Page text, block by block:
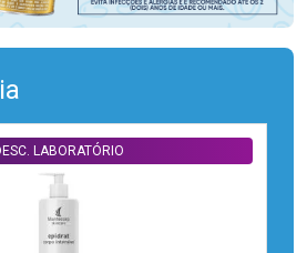
LABORATÓRIO